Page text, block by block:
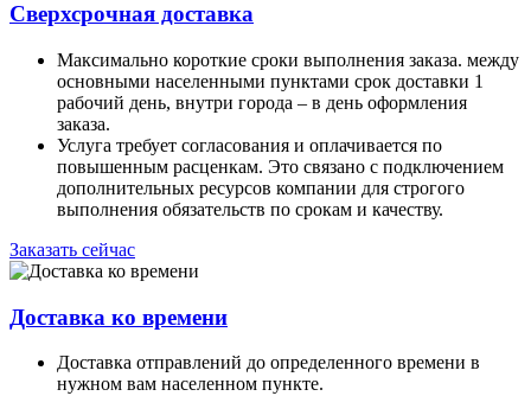
Сверхсрочная доставка
Максимально короткие сроки выполнения заказа. между
основными населенными пунктами срок доставки 1
рабочий день, внутри города – в день оформления
заказа.
Услуга требует согласования и оплачивается по
повышенным расценкам. Это связано с подключением
дополнительных ресурсов компании для строгого
выполнения обязательств по срокам и качеству.
Заказать сейчас
Доставка ко времени
Доставка отправлений до определенного времени в
нужном вам населенном пункте.